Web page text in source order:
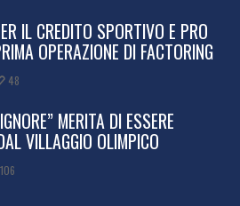
IL CREDITO SPORTIVO E PRO
OPERAZIONE DI FACTORING
48
MERITA DI ESSERE
VILLAGGIO OLIMPICO
106